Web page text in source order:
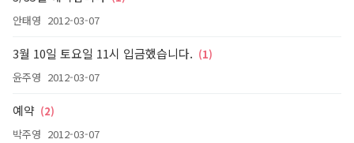
안태영 2012-03-07
3월 10일 토요일 11시 입금했습니다. (1)
윤주영 2012-03-07
예약 (2)
박주영 2012-03-07